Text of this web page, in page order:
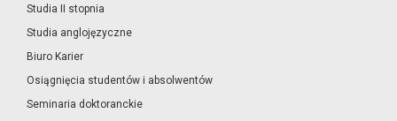
Studia II stopnia
Studia anglojęzyczne
Biuro Karier
Osiągnięcia studentów i absolwentów
Seminaria doktoranckie